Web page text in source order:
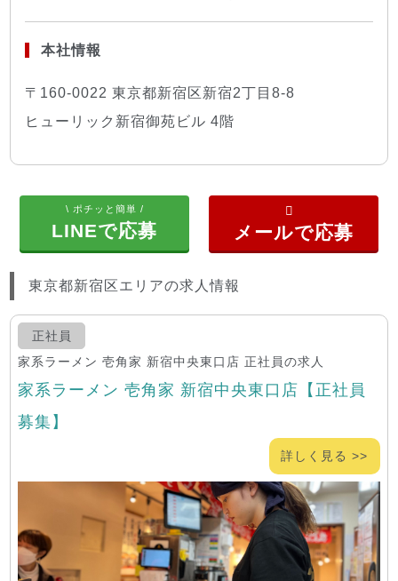
本社情報
〒160-0022 東京都新宿区新宿2丁目8-8
ヒューリック新宿御苑ビル 4階
\ ポチッと簡単 /
LINEで応募
東京都新宿区エリアの求人情報
正社員
家系ラーメン 壱角家 新宿中央東口店 正社員の求人
家系ラーメン 壱角家 新宿中央東口店【正社員
募集】
詳しく見る >>